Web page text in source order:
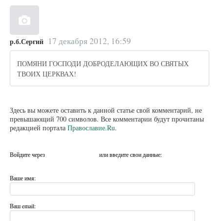
р.б.Сергий 17 декабря 2012, 16:59
ПОМЯНИ ГОСПОДИ ДОБРОДЕЛАЮЩИХ ВО СВЯТЫХ
ТВОИХ ЦЕРКВАХ!
Здесь вы можете оставить к данной статье свой комментарий, не
превышающий 700 символов. Все комментарии будут прочитаны
редакцией портала Православие.Ru.
Войдите через или введите свои данные:
Ваше имя:
Ваш email: